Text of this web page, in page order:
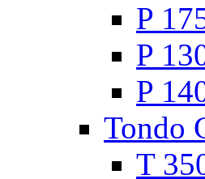
P
P
P
Tondo
T